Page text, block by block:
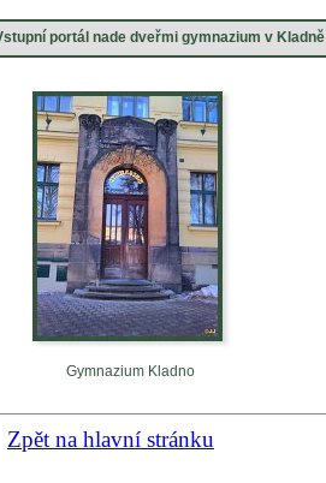
portál nade dveřmi gymnazium v Kladně
Gymnazium Kladno
Zpět na hlavní stránku